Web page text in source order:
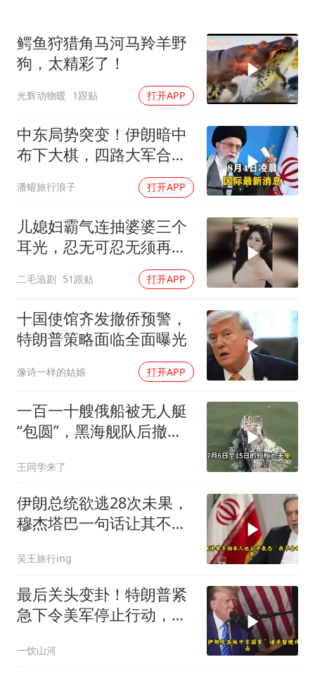
47岁妈妈突然产女 26岁女儿：很震惊
97岁英国奶奶飞上天再破吉尼斯纪录
“中国蔬菜之乡”最高温达41.8℃
如何把百年大党建设得更加坚强有力？
鳄鱼狩猎角马河马羚羊野
狗，太精彩了！
光辉动物暖 1跟贴 打开APP
中东局势突变！伊朗暗中
布下大棋，四路大军合
围，特朗普面临死局
潘蠸旅行浪子 打开APP
儿媳妇霸气连抽婆婆三个
耳光，忍无可忍无须再
二毛追剧 51跟贴 打开APP
十国使馆齐发撤侨预警，
特朗普策略面临全面曝光
像诗一样的姑娘 打开APP
一百一十艘俄船被无人艇
“包圆”，黑海舰队后撤数
王同学来了
伊朗总统欲逃28次未果，
穆杰塔巴一句话让其不敢
吴王旅行ing
最后关头变卦！特朗普紧
急下令美军停止行动，他
一饮山河